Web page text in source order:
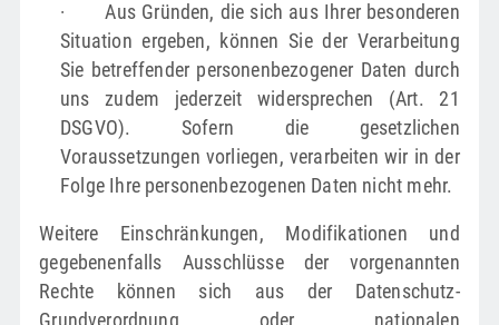
· Aus Gründen, die sich aus Ihrer besonderen
Situation ergeben, können Sie der Verarbeitung
Sie betreffender personenbezogener Daten durch
uns zudem jederzeit widersprechen (Art. 21
DSGVO). Sofern die gesetzlichen
Voraussetzungen vorliegen, verarbeiten wir in der
Folge Ihre personenbezogenen Daten nicht mehr.
Weitere Einschränkungen, Modifikationen und
gegebenenfalls Ausschlüsse der vorgenannten
Rechte können sich aus der Datenschutz-